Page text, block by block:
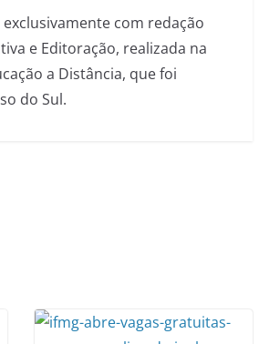
com redação
e Editoração, realizada na
a Distância, que foi
do Sul.